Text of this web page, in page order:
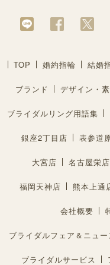
TOP 婚約指輪 結婚
ブランド デザイン・
ブライダルリング用語集
銀座2丁目店 表参道
大宮店 名古屋栄店
福岡天神店 熊本上通
会社概要
ブライダルフェア＆ニュー
ブライダルサービス